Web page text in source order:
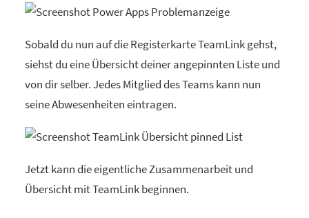
Sobald du nun auf die Registerkarte TeamLink gehst,
siehst du eine Übersicht deiner angepinnten Liste und
von dir selber. Jedes Mitglied des Teams kann nun
seine Abwesenheiten eintragen.
Jetzt kann die eigentliche Zusammenarbeit und
Übersicht mit TeamLink beginnen.